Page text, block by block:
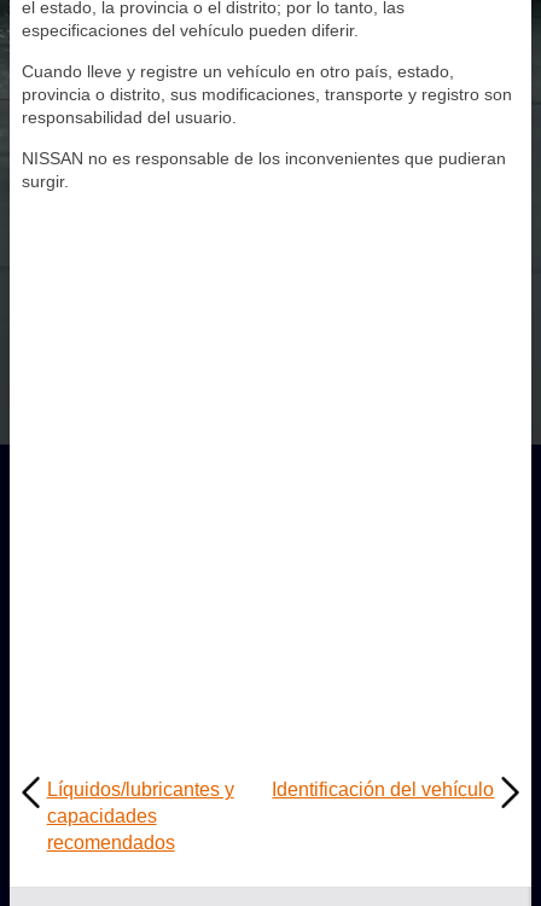
el estado, la provincia o el distrito; por lo tanto, las
especificaciones del vehículo pueden diferir.
Cuando lleve y registre un vehículo en otro país, estado,
provincia o distrito, sus modificaciones, transporte y registro son
responsabilidad del usuario.
NISSAN no es responsable de los inconvenientes que pudieran
surgir.
Líquidos/lubricantes y
capacidades
recomendados
Identificación del vehículo